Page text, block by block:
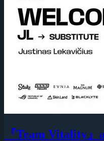
『Team Vitality